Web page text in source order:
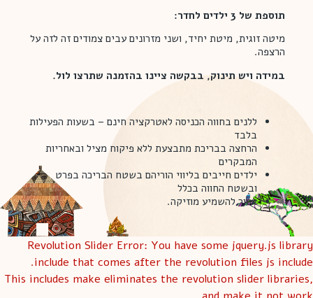
תוספת של 3 ילדים לחדר:
מיטה זוגית, מיטת יחיד, ושני מזרונים עבים צמודים זה לזה על
הרצפה.
במידה ויש תינוק, בבקשה ציינו בהזמנה שתרצו לול.
ללנים בחווה הכניסה לאטרקציה חינם – בשעות הפעילות
בלבד
הרחצה בבריכת מתבצעת ללא פיקוח מציל ובאחריות
המבקרים
ילדים חייבים בליווי הוריהם בשטח הבריכה בפרט
ובשטח החווה בכלל
אסור להשמיע מוזיקה.
Revolution Slider Error: You have some jquery.js library
include that comes after the revolution files js include.
This includes make eliminates the revolution slider libraries,